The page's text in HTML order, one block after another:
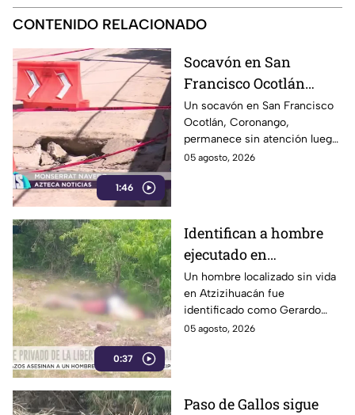
CONTENIDO RELACIONADO
1:46
Socavón en San
Francisco Ocotlán
permanece abierto tras
lluvias
Un socavón en San Francisco
Ocotlán, Coronango,
permanece sin atención luego
de formarse hace más de 15
05 agosto, 2026
0:37
Identifican a hombre
ejecutado en
Atzizihuacán; fue
privado de la libertad
Un hombre localizado sin vida
en Atzizihuacán fue
identificado como Gerardo
“N”, de 27 años, quien
05 agosto, 2026
Paso de Gallos sigue